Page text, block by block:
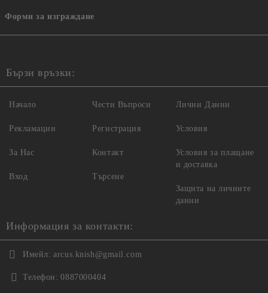
Форми за изграждане
Бързи връзки:
Начало
Рекламации
За Нас
Вход
Чести Въпроси
Регистрация
Контакт
Търсене
Лични Данни
Условия
Условия за плащане
и доставка
Защита на личните
данни
Информация за контакти:
Имейл: arcus.knish@gmail.com
Телефон: 0887000404